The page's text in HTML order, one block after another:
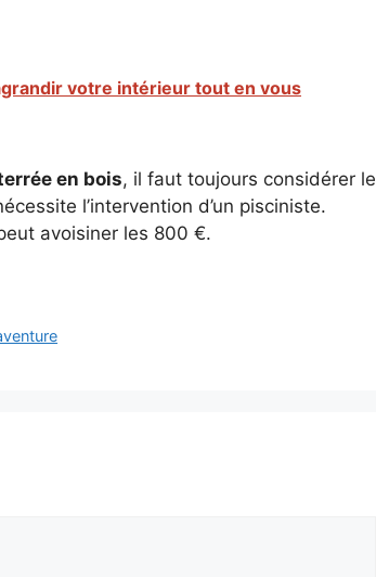
votre intérieur tout en vous
en bois, il faut toujours considérer le
l’intervention d’un pisciniste.
avoisiner les 800 €.